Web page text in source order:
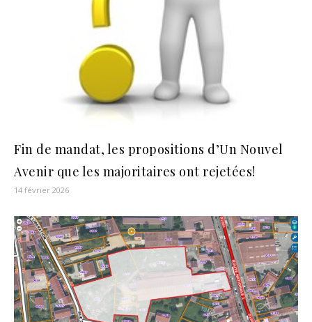
Fin de mandat, les propositions d’Un Nouvel
Avenir que les majoritaires ont rejetées!
14 février 2026